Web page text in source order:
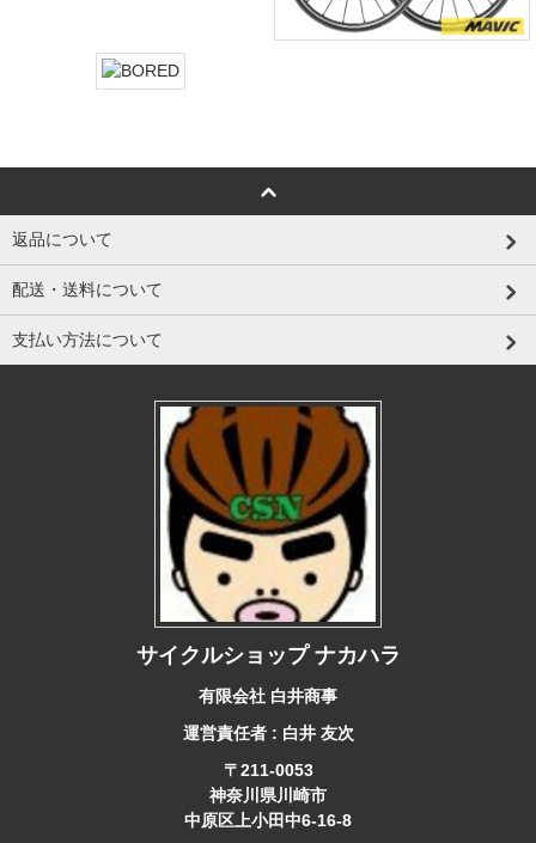
返品について
配送・送料について
支払い方法について
サイクルショップ ナカハラ
有限会社 白井商事
運営責任者 : 白井 友次
〒211-0053
神奈川県川崎市
中原区上小田中6-16-8